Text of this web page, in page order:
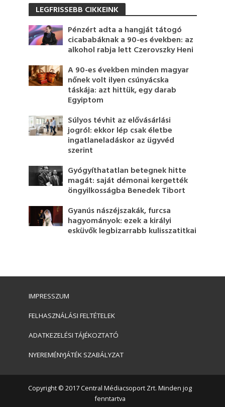
LEGFRISSEBB CIKKEINK
Pénzért adta a hangját tátogó
cicababáknak a 90-es években: az
alkohol rabja lett Czerovszky Heni
A 90-es években minden magyar
nőnek volt ilyen csúnyácska
táskája: azt hittük, egy darab
Egyiptom
Súlyos tévhit az elővásárlási
jogról: ekkor lép csak életbe
ingatlaneladáskor az ügyvéd
szerint
Gyógyíthatatlan betegnek hitte
magát: saját démonai kergették
öngyilkosságba Benedek Tibort
Gyanús nászéjszakák, furcsa
hagyományok: ezek a királyi
esküvők legbizarrabb kulisszatitkai
IMPRESSZUM
FELHASZNÁLÁSI FELTÉTELEK
ADATKEZELÉSI TÁJÉKOZTATÓ
NYEREMÉNYJÁTÉK SZABÁLYZAT
Copyright © 2017 Central Médiacsoport Zrt. Minden jog
fenntartva